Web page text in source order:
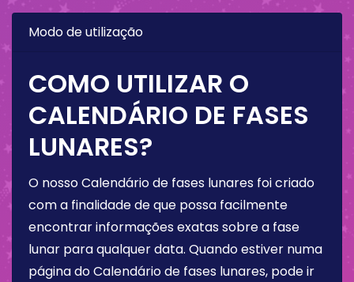
Modo de utilização
COMO UTILIZAR O
CALENDÁRIO DE FASES
LUNARES?
O nosso Calendário de fases lunares foi criado
com a finalidade de que possa facilmente
encontrar informações exatas sobre a fase
lunar para qualquer data. Quando estiver numa
página do Calendário de fases lunares, pode ir